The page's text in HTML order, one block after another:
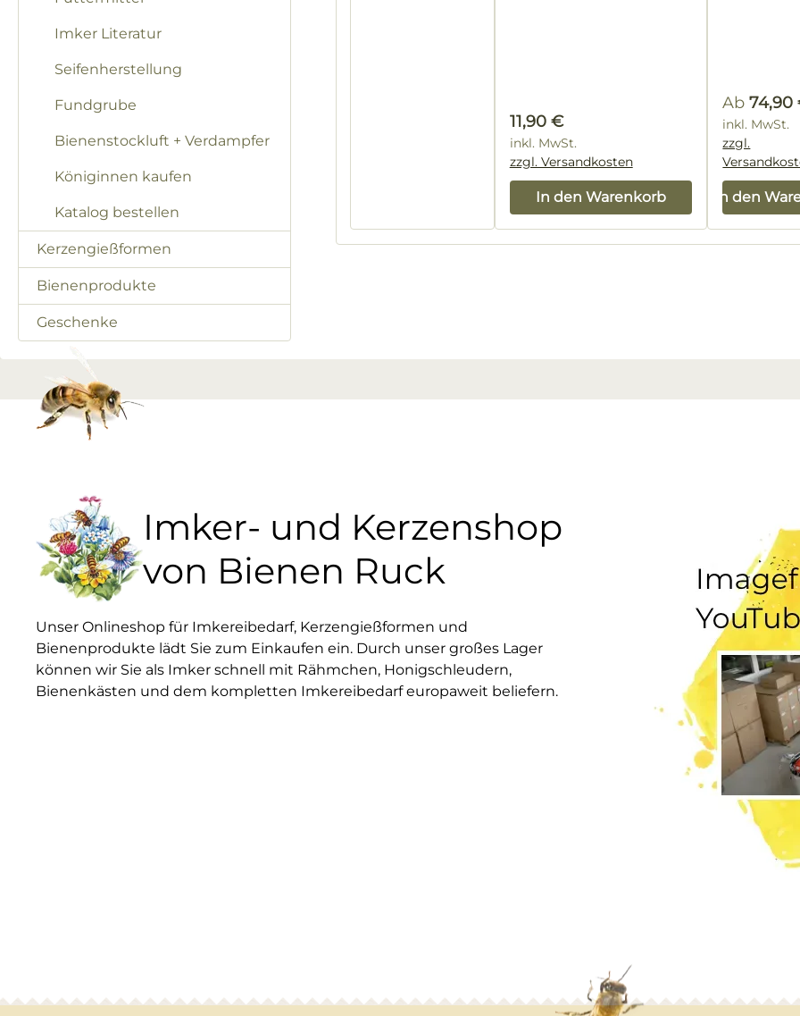
Imker Literatur
Seifenherstellung
Fundgrube
Bienenstockluft + Verdampfer
Königinnen kaufen
Katalog bestellen
Kerzengießformen
Bienenprodukte
Geschenke
Regulärer Preis:
11,90 €
inkl. MwSt.
zzgl. Versandkosten
In den Warenkorb
Regulärer
Ab74,90
inkl. MwSt.
zzgl.
In den
Imker- und Kerzenshop
von Bienen Ruck
Unser Onlineshop für Imkereibedarf, Kerzengießformen und
Bienenprodukte lädt Sie zum Einkaufen ein. Durch unser großes Lager
können wir Sie als Imker schnell mit Rähmchen, Honigschleudern,
Bienenkästen und dem kompletten Imkereibedarf europaweit beliefern.